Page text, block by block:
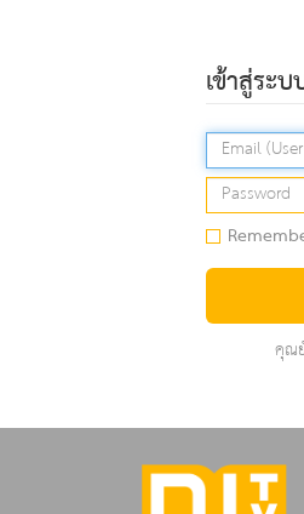
เข้าสู่ระบ
คุณ